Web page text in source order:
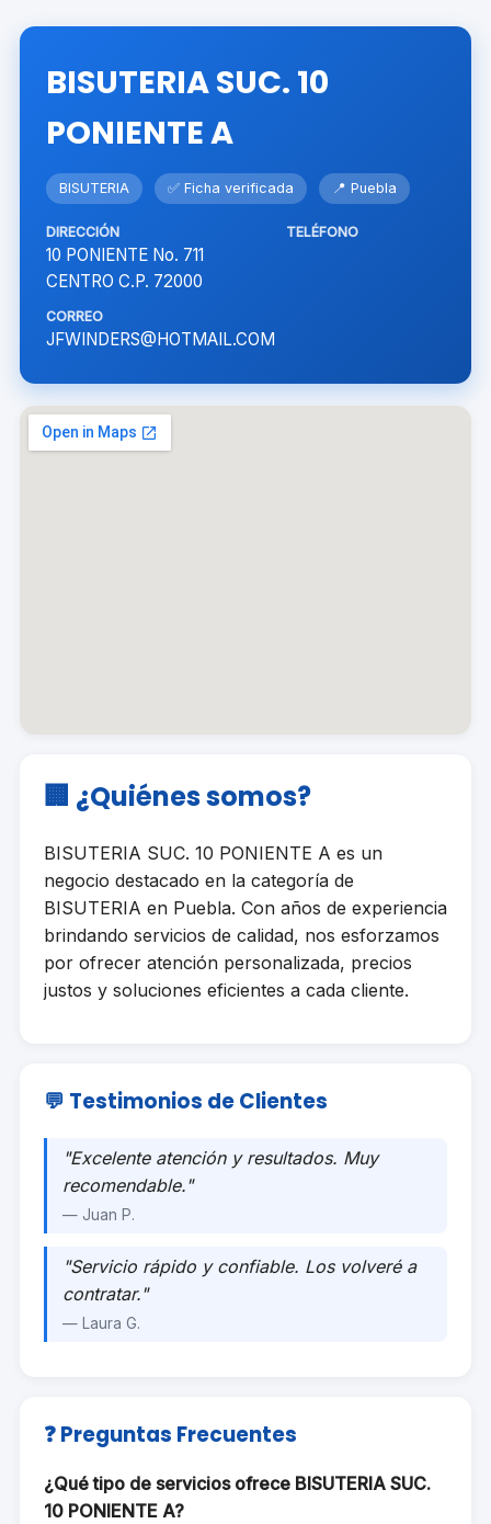
BISUTERIA SUC. 10
PONIENTE A
BISUTERIA ✅ Ficha verificada 📍 Puebla
DIRECCIÓN
10 PONIENTE No. 711
CENTRO C.P. 72000
TELÉFONO
CORREO
JFWINDERS@HOTMAIL.COM
🏢 ¿Quiénes somos?
BISUTERIA SUC. 10 PONIENTE A es un
negocio destacado en la categoría de
BISUTERIA en Puebla. Con años de experiencia
brindando servicios de calidad, nos esforzamos
por ofrecer atención personalizada, precios
justos y soluciones eficientes a cada cliente.
💬 Testimonios de Clientes
"Excelente atención y resultados. Muy
recomendable."
— Juan P.
"Servicio rápido y confiable. Los volveré a
contratar."
— Laura G.
❓ Preguntas Frecuentes
¿Qué tipo de servicios ofrece BISUTERIA SUC.
10 PONIENTE A?